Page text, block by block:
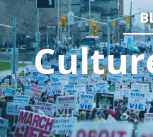
Agir
Boutique